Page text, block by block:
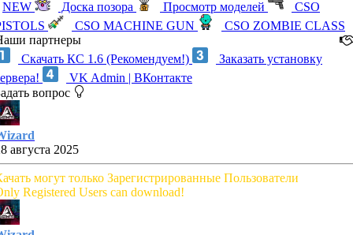
NEW
Доска позора Просмотр моделей
CSO
CSO MACHINE GUN
CSO ZOMBIE CLASS
партнеры
Скачать КС 1.6 (Рекомендуем!)
Заказать установку
VK Admin | ВКонтакте
вопрос
августа 2025
могут только Зарегистрированные Пользователи
Registered Users can download!